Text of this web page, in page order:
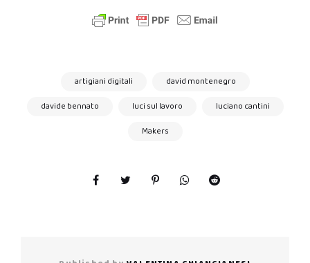
artigiani digitali
david montenegro
davide bennato
luci sul lavoro
luciano cantini
Makers